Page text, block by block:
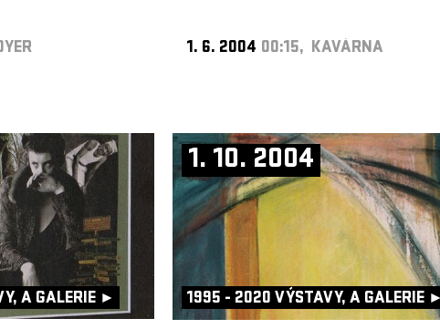
1. 6. 2004 00:15, KAVÁRNA
A GALERIE ►
1. 10. 2004
1995 - 2020 VÝSTAVY, A GALERIE ►